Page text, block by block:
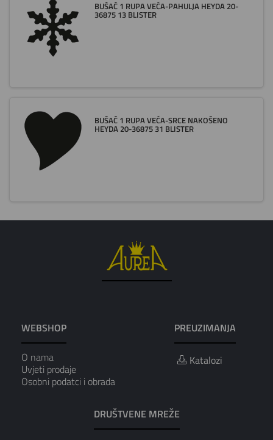
BUŠAČ 1 RUPA VEĆA-PAHULJA HEYDA 20-
36875 13 BLISTER
BUŠAČ 1 RUPA VEĆA-SRCE NAKOŠENO
HEYDA 20-36875 31 BLISTER
WEBSHOP
O nama
Uvjeti prodaje
Osobni podatci i obrada
PREUZIMANJA
Katalozi
DRUŠTVENE MREŽE